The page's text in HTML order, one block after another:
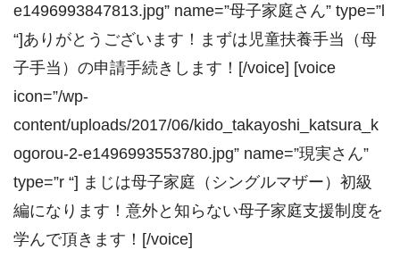
e1496993847813.jpg” name=”母子家庭さん” type=”l
“]ありがとうございます！まずは児童扶養手当（母
子手当）の申請手続きします！[/voice] [voice
icon=”/wp-
content/uploads/2017/06/kido_takayoshi_katsura_k
ogorou-2-e1496993553780.jpg” name=”現実さん”
type=”r “] まじは母子家庭（シングルマザー）初級
編になります！意外と知らない母子家庭支援制度を
学んで頂きます！[/voice]